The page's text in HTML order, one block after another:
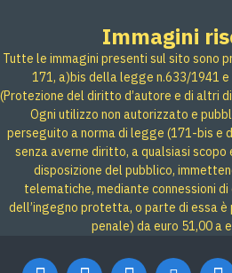
Immagini
Tutte le immagini presenti sul sito sono
171, a)bis della legge n.633/1941
(Protezione del diritto d’autore e di altri
Ogni utilizzo non autorizzato e
perseguito a norma di legge (171-bis e
senza averne diritto, a qualsiasi
disposizione del pubblico,
telematiche, mediante connessioni di
dell’ingegno protetta, o parte di essa è
penale) da euro 51,00 a